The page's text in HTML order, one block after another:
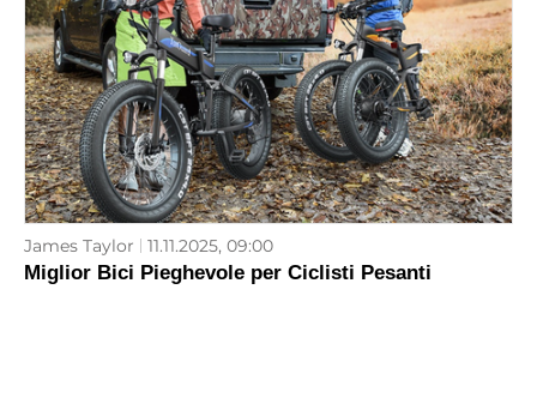
James Taylor 11.11.2025, 09:00
Miglior Bici Pieghevole per Ciclisti Pesanti